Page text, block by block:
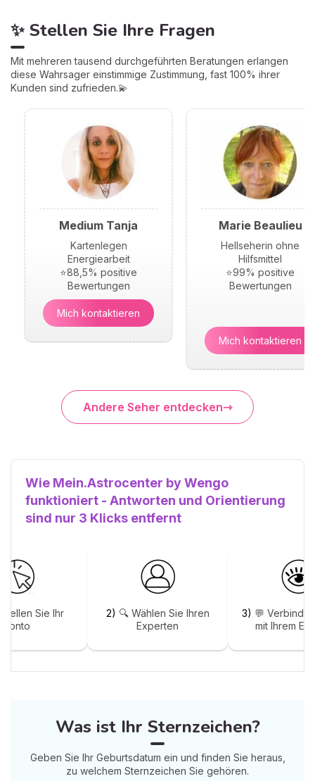
✨ Stellen Sie Ihre Fragen
Mit mehreren tausend durchgeführten Beratungen erlangen
diese Wahrsager einstimmige Zustimmung, fast 100% ihrer
Kunden sind zufrieden.💫
Medium Tanja
Kartenlegen
Energiearbeit
⭐88,5% positive
Bewertungen
Mich kontaktieren
Marie Beaulieu
Hellseherin ohne
Hilfsmittel
⭐99% positive
Bewertungen
Mich kontaktieren
Andere Seher entdecken
Wie Mein.Astrocenter by Wengo
funktioniert - Antworten und Orientierung
sind nur 3 Klicks entfernt
Sie Ihr
Konto
2) 🔍 Wählen Sie Ihren
Experten
3) 💬
mit Ihrem
Was ist Ihr Sternzeichen?
Geben Sie Ihr Geburtsdatum ein und finden Sie heraus,
zu welchem Sternzeichen Sie gehören.